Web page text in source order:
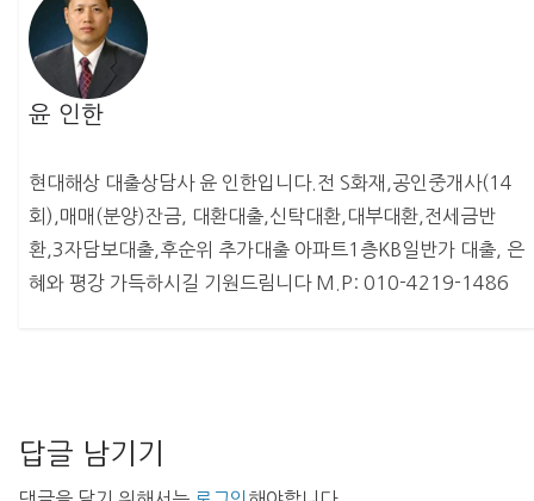
윤 인한
현대해상 대출상담사 윤 인한입니다.전 S화재,공인중개사(14
회),매매(분양)잔금, 대환대출,신탁대환,대부대환,전세금반
환,3자담보대출,후순위 추가대출 아파트1층KB일반가 대출, 은
혜와 평강 가득하시길 기원드림니다 M.P: 010-4219-1486
답글 남기기